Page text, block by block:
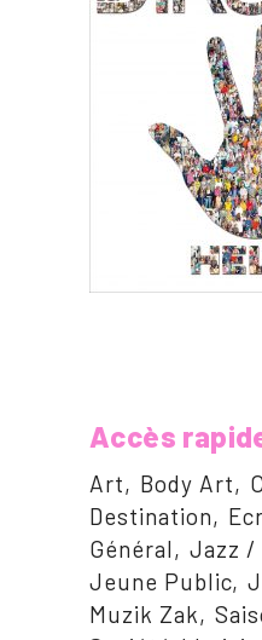
Accès
Art Body Art
Destination
Général
Jazz /
Jeune Public
Muzik Zak